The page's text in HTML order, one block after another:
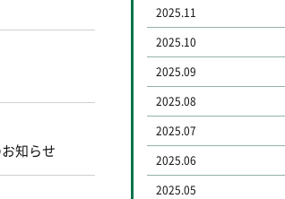
知らせ
2025.11
2025.10
2025.09
2025.08
2025.07
2025.06
2025.05